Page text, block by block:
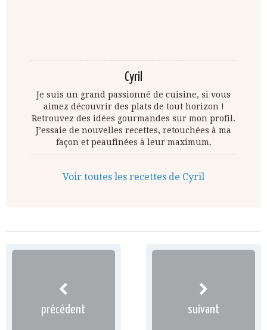
Cyril
Je suis un grand passionné de cuisine, si vous
aimez découvrir des plats de tout horizon !
Retrouvez des idées gourmandes sur mon profil.
J’essaie de nouvelles recettes, retouchées à ma
façon et peaufinées à leur maximum.
Voir toutes les recettes de Cyril
précédent suivant